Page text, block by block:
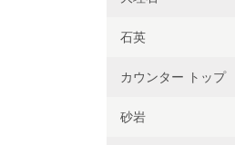
石英
カウンター トップ
砂岩